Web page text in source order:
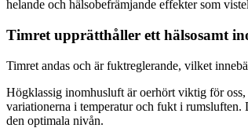
helande och hälsobefrämjande effekter som
Timret upprätthåller ett hälsosamt
Timret andas och är fuktreglerande, vilket
Högklassig inomhusluft är oerhört viktig för
variationerna i temperatur och fukt i
den optimala nivån.